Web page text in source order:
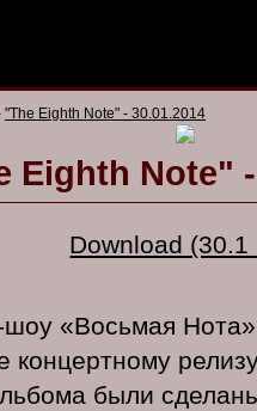
"The Eighth Note" - 30.01.2014
Eighth Note"
Download (30.1
шоу «Восьмая
концертному
были